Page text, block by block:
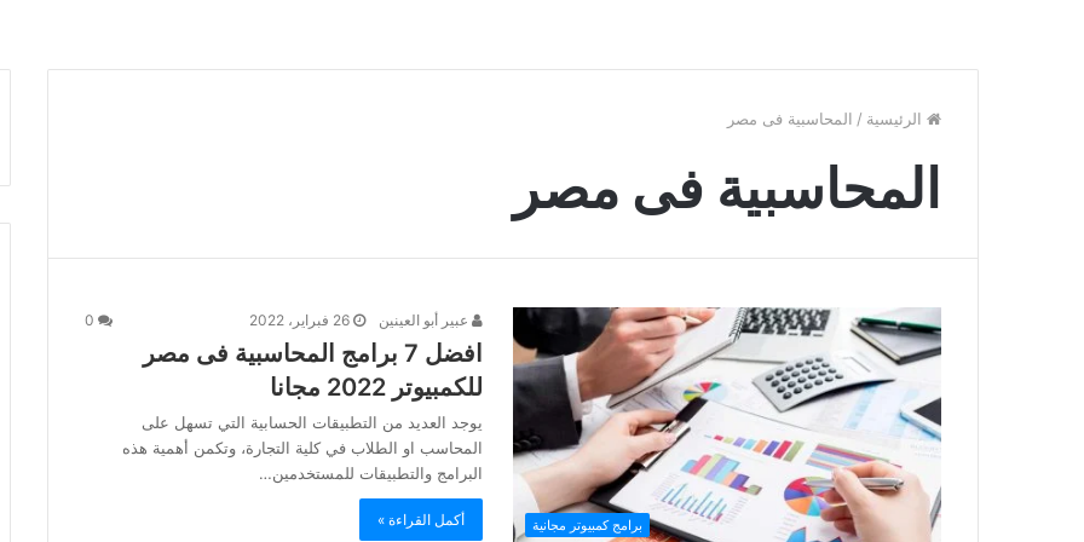
الرئيسية / المحاسبية فى مصر
المحاسبية فى مصر
برامج كمبيوتر مجانية
عبير أبو العينين 26 فبراير، 2022
افضل 7 برامج المحاسبية فى مصر
للكمبيوتر 2022 مجانا
يوجد العديد من التطبيقات الحسابية التي تسهل على
المحاسب او الطلاب في كلية التجارة، وتكمن أهمية هذه
البرامج والتطبيقات للمستخدمين…
أكمل القراءة »